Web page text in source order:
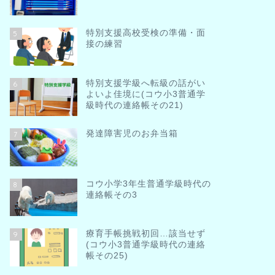
5
特別支援高校受検の準備・面
接の練習
6
特別支援学級へ転級の話がい
よいよ佳境に(コウ小3普通学
級時代の連絡帳その21)
7 発達障害児のお弁当箱
8
コウ小学3年生普通学級時代の
連絡帳その3
9
療育手帳挑戦初回…該当せず
(コウ小3普通学級時代の連絡
帳その25)